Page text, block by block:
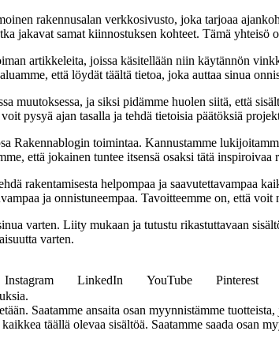
rakennusalan verkkosivusto, joka tarjoaa
jakavat samat kiinnostuksen kohteet. Tämä
artikkeleita, joissa käsitellään niin käytännön
että löydät täältä tietoa, joka auttaa sinua
muutoksessa, ja siksi pidämme huolen siitä, että
pysyä ajan tasalla ja tehdä tietoisia päätöksiä
Rakennablogin toimintaa. Kannustamme
että jokainen tuntee itsensä osaksi tätä inspiroivaa
rakentamisesta helpompaa ja saavutettavampaa
ja onnistuneempaa. Tavoitteemme on, että
varten. Liity mukaan ja tutustu rikastuttavaan
varten.
Instagram LinkedIn YouTube Pinterest
Saatamme ansaita osan myynnistämme
täällä olevaa sisältöä. Saatamme saada osan